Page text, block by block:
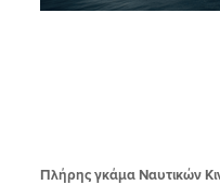
Πλήρης γκάμα Ναυτικών